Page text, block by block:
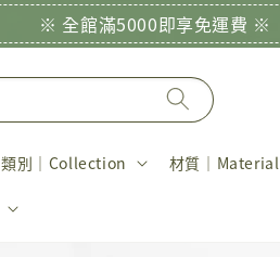
※ 全館滿5000即享免運費 ※
類別｜Collection 材質｜Material